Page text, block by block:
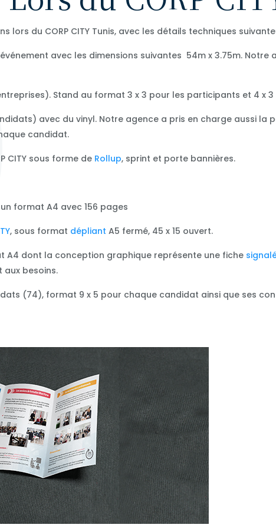
lors du CORP CITY Tunis, avec les détails techniques
avec les dimensions suivantes 54m x 3.75m.
Stand au format 3 x 3 pour les participants et 4 x
avec du vinyl. Notre agence a pris en charge aussi
candidat.
CITY sous forme de Rollup, sprint et porte bannières.
format A4 avec 156 pages
, sous format dépliant A5 fermé, 45 x 15 ouvert.
A4 dont la conception graphique représente une fiche
aux besoins.
(74), format 9 x 5 pour chaque candidat ainsi que ses